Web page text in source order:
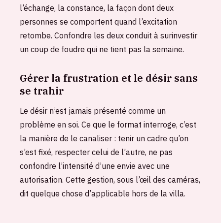
l’échange, la constance, la façon dont deux
personnes se comportent quand l’excitation
retombe. Confondre les deux conduit à surinvestir
un coup de foudre qui ne tient pas la semaine.
Gérer la frustration et le désir sans
se trahir
Le désir n’est jamais présenté comme un
problème en soi. Ce que le format interroge, c’est
la manière de le canaliser : tenir un cadre qu’on
s’est fixé, respecter celui de l’autre, ne pas
confondre l’intensité d’une envie avec une
autorisation. Cette gestion, sous l’œil des caméras,
dit quelque chose d’applicable hors de la villa.